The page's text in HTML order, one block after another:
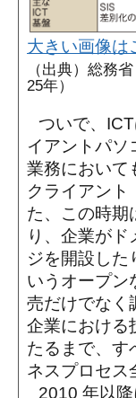
大きい画像は
（出典）総務
25年）
ついで、
イアントパソ
業務において
クライアント
た、この時期
り、企業が
ジを開設した
いうオープン
売だけでなく
企業における
たるまで、す
ネスプロセス
2010 年以